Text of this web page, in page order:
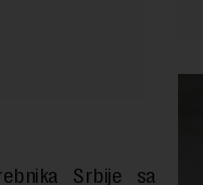
Srbije sa